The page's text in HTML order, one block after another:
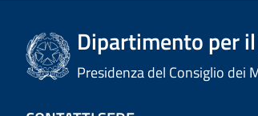
Dipartimento per
Presidenza del Consiglio dei